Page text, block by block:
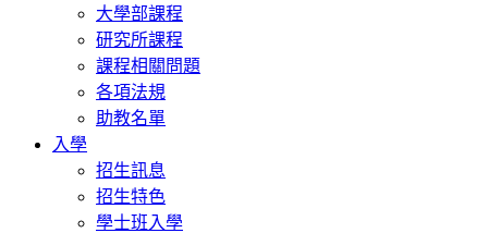
大學部課程
研究所課程
課程相關問題
各項法規
助教名單
入學
招生訊息
招生特色
學士班入學